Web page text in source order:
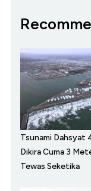
Tsunami Dahsyat
Dikira Cuma 3
Tewas Seketika